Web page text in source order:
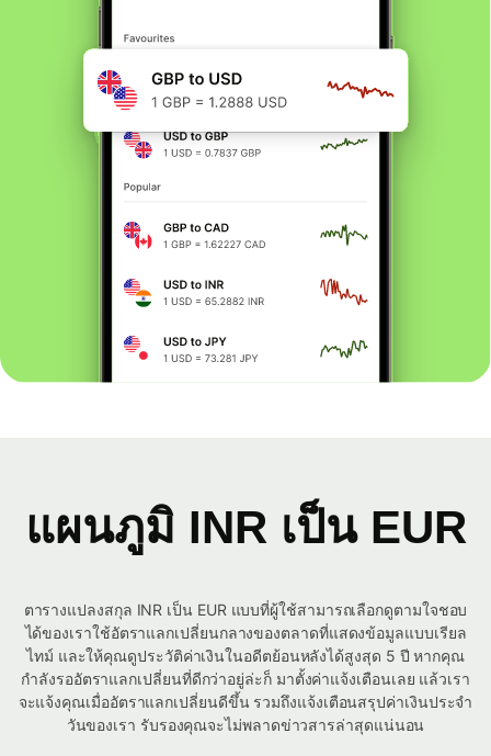
แผนภูมิ INR เป็น EUR
ตารางแปลงสกุล INR เป็น EUR แบบที่ผู้ใช้สามารถเลือกดูตามใจชอบ
ได้ของเราใช้อัตราแลกเปลี่ยนกลางของตลาดที่แสดงข้อมูลแบบเรียล
ไทม์ และให้คุณดูประวัติค่าเงินในอดีตย้อนหลังได้สูงสุด 5 ปี หากคุณ
กำลังรออัตราแลกเปลี่ยนที่ดีกว่าอยู่ล่ะก็ มาตั้งค่าแจ้งเตือนเลย แล้วเรา
จะแจ้งคุณเมื่ออัตราแลกเปลี่ยนดีขึ้น รวมถึงแจ้งเตือนสรุปค่าเงินประจำ
วันของเรา รับรองคุณจะไม่พลาดข่าวสารล่าสุดแน่นอน